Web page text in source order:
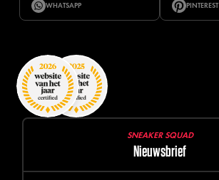
WHATSAPP PINTEREST
SNEAKER SQUAD
Nieuwsbrief